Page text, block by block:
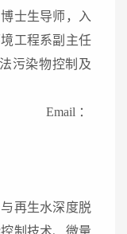
博士生导师，入
工程系副主任
污染物控制及
Email：
再生水深度脱
制技术、 微量